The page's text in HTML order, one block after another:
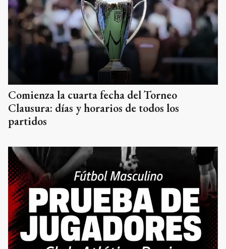
Comienza la cuarta fecha del Torneo
Clausura: días y horarios de todos los
partidos